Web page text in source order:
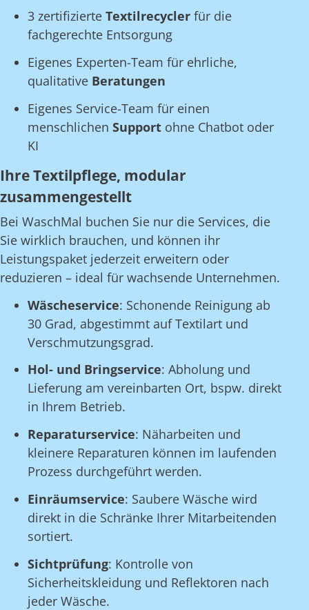
3 zertifizierte Textilrecycler für die
fachgerechte Entsorgung
Eigenes Experten-Team für ehrliche,
qualitative Beratungen
Eigenes Service-Team für einen
menschlichen Support ohne Chatbot oder
KI
Ihre Textilpflege, modular
zusammengestellt
Bei WaschMal buchen Sie nur die Services, die
Sie wirklich brauchen, und können ihr
Leistungspaket jederzeit erweitern oder
reduzieren – ideal für wachsende Unternehmen.
Wäscheservice: Schonende Reinigung ab
30 Grad, abgestimmt auf Textilart und
Verschmutzungsgrad.
Hol- und Bringservice: Abholung und
Lieferung am vereinbarten Ort, bspw. direkt
in Ihrem Betrieb.
Reparaturservice: Näharbeiten und
kleinere Reparaturen können im laufenden
Prozess durchgeführt werden.
Einräumservice: Saubere Wäsche wird
direkt in die Schränke Ihrer Mitarbeitenden
sortiert.
Sichtprüfung: Kontrolle von
Sicherheitskleidung und Reflektoren nach
jeder Wäsche.